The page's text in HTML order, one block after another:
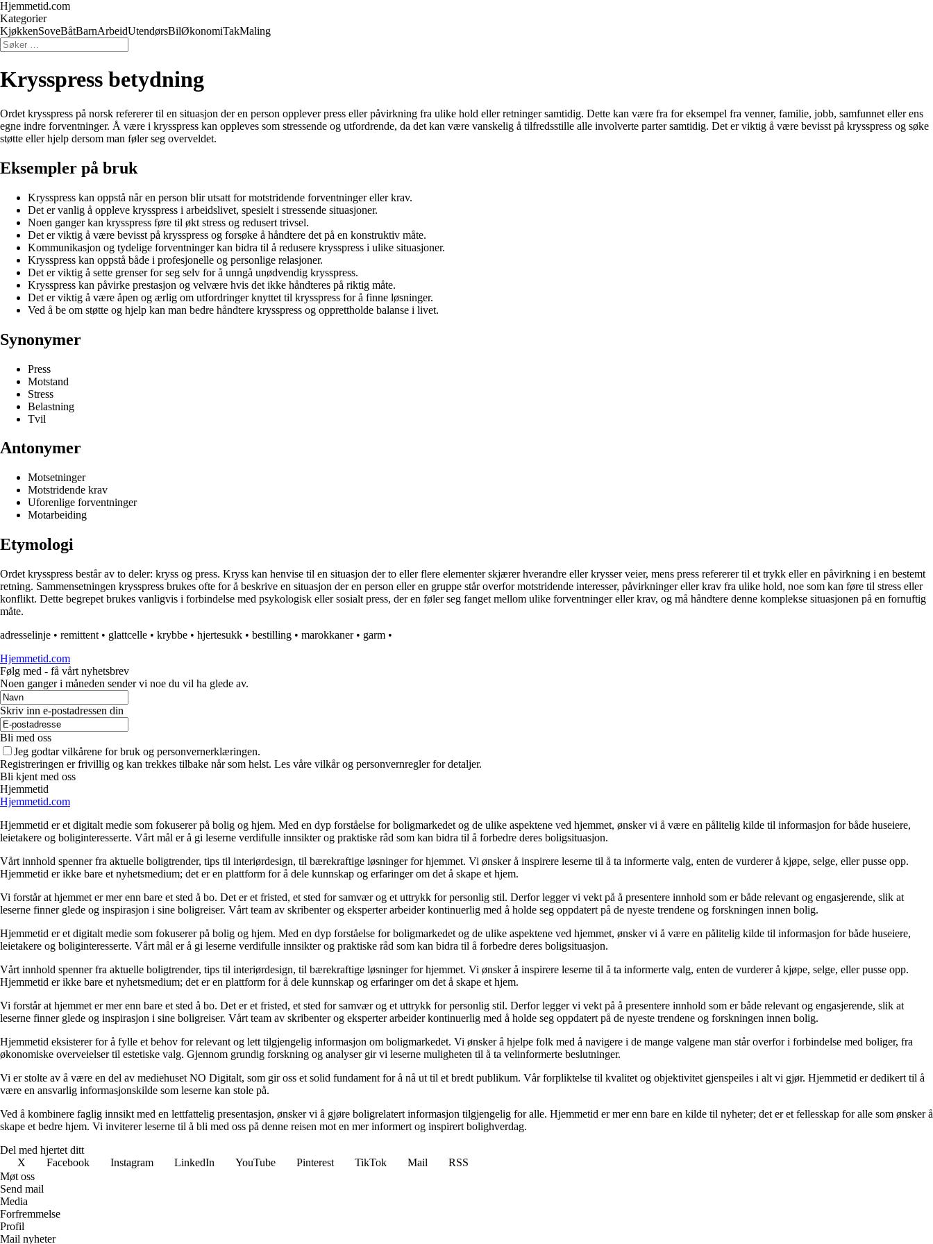
Hjemmetid.com
Kategorier
KjøkkenSoveBåtBarnArbeidUtendørsBilØkonomiTakMaling
Krysspress betydning
Ordet krysspress på norsk refererer til en situasjon der en person opplever press eller påvirkning fra ulike hold eller retninger samtidig. Dette kan være fra for eksempel fra venner, familie, jobb, samfunnet eller ens
egne indre forventninger. Å være i krysspress kan oppleves som stressende og utfordrende, da det kan være vanskelig å tilfredsstille alle involverte parter samtidig. Det er viktig å være bevisst på krysspress og søke
støtte eller hjelp dersom man føler seg overveldet.
Eksempler på bruk
Krysspress kan oppstå når en person blir utsatt for motstridende forventninger eller krav.
Det er vanlig å oppleve krysspress i arbeidslivet, spesielt i stressende situasjoner.
Noen ganger kan krysspress føre til økt stress og redusert trivsel.
Det er viktig å være bevisst på krysspress og forsøke å håndtere det på en konstruktiv måte.
Kommunikasjon og tydelige forventninger kan bidra til å redusere krysspress i ulike situasjoner.
Krysspress kan oppstå både i profesjonelle og personlige relasjoner.
Det er viktig å sette grenser for seg selv for å unngå unødvendig krysspress.
Krysspress kan påvirke prestasjon og velvære hvis det ikke håndteres på riktig måte.
Det er viktig å være åpen og ærlig om utfordringer knyttet til krysspress for å finne løsninger.
Ved å be om støtte og hjelp kan man bedre håndtere krysspress og opprettholde balanse i livet.
Synonymer
Press
Motstand
Stress
Belastning
Tvil
Antonymer
Motsetninger
Motstridende krav
Uforenlige forventninger
Motarbeiding
Etymologi
Ordet krysspress består av to deler: kryss og press. Kryss kan henvise til en situasjon der to eller flere elementer skjærer hverandre eller krysser veier, mens press refererer til et trykk eller en påvirkning i en bestemt
retning. Sammensetningen krysspress brukes ofte for å beskrive en situasjon der en person eller en gruppe står overfor motstridende interesser, påvirkninger eller krav fra ulike hold, noe som kan føre til stress eller
konflikt. Dette begrepet brukes vanligvis i forbindelse med psykologisk eller sosialt press, der en føler seg fanget mellom ulike forventninger eller krav, og må håndtere denne komplekse situasjonen på en fornuftig
måte.
adresselinje • remittent • glattcelle • krybbe • hjertesukk • bestilling • marokkaner• garm •
Hjemmetid.com
Følg med - få vårt nyhetsbrev
Noen ganger i måneden sender vi noe du vil ha glede av.
Skriv inn e-postadressen din
Bli med oss
Jeg godtar vilkårene for bruk og personvernerklæringen.
Registreringen er frivillig og kan trekkes tilbake når som helst. Les våre vilkår og personvernregler for detaljer.
Bli kjent med oss
Hjemmetid
Hjemmetid.com
Hjemmetid er et digitalt medie som fokuserer på bolig og hjem. Med en dyp forståelse for boligmarkedet og de ulike aspektene ved hjemmet, ønsker vi å være en pålitelig kilde til informasjon for både huseiere,
leietakere og boliginteresserte. Vårt mål er å gi leserne verdifulle innsikter og praktiske råd som kan bidra til å forbedre deres boligsituasjon.
Vårt innhold spenner fra aktuelle boligtrender, tips til interiørdesign, til bærekraftige løsninger for hjemmet. Vi ønsker å inspirere leserne til å ta informerte valg, enten de vurderer å kjøpe, selge, eller pusse opp.
Hjemmetid er ikke bare et nyhetsmedium; det er en plattform for å dele kunnskap og erfaringer om det å skape et hjem.
Vi forstår at hjemmet er mer enn bare et sted å bo. Det er et fristed, et sted for samvær og et uttrykk for personlig stil. Derfor legger vi vekt på å presentere innhold som er både relevant og engasjerende, slik at
leserne finner glede og inspirasjon i sine boligreiser. Vårt team av skribenter og eksperter arbeider kontinuerlig med å holde seg oppdatert på de nyeste trendene og forskningen innen bolig.
Hjemmetid er et digitalt medie som fokuserer på bolig og hjem. Med en dyp forståelse for boligmarkedet og de ulike aspektene ved hjemmet, ønsker vi å være en pålitelig kilde til informasjon for både huseiere,
leietakere og boliginteresserte. Vårt mål er å gi leserne verdifulle innsikter og praktiske råd som kan bidra til å forbedre deres boligsituasjon.
Vårt innhold spenner fra aktuelle boligtrender, tips til interiørdesign, til bærekraftige løsninger for hjemmet. Vi ønsker å inspirere leserne til å ta informerte valg, enten de vurderer å kjøpe, selge, eller pusse opp.
Hjemmetid er ikke bare et nyhetsmedium; det er en plattform for å dele kunnskap og erfaringer om det å skape et hjem.
Vi forstår at hjemmet er mer enn bare et sted å bo. Det er et fristed, et sted for samvær og et uttrykk for personlig stil. Derfor legger vi vekt på å presentere innhold som er både relevant og engasjerende, slik at
leserne finner glede og inspirasjon i sine boligreiser. Vårt team av skribenter og eksperter arbeider kontinuerlig med å holde seg oppdatert på de nyeste trendene og forskningen innen bolig.
Hjemmetid eksisterer for å fylle et behov for relevant og lett tilgjengelig informasjon om boligmarkedet. Vi ønsker å hjelpe folk med å navigere i de mange valgene man står overfor i forbindelse med boliger, fra
økonomiske overveielser til estetiske valg. Gjennom grundig forskning og analyser gir vi leserne muligheten til å ta velinformerte beslutninger.
Vi er stolte av å være en del av mediehuset NO Digitalt, som gir oss et solid fundament for å nå ut til et bredt publikum. Vår forpliktelse til kvalitet og objektivitet gjenspeiles i alt vi gjør. Hjemmetid er dedikert til å
være en ansvarlig informasjonskilde som leserne kan stole på.
Ved å kombinere faglig innsikt med en lettfattelig presentasjon, ønsker vi å gjøre boligrelatert informasjon tilgjengelig for alle. Hjemmetid er mer enn bare en kilde til nyheter; det er et fellesskap for alle som ønsker å
skape et bedre hjem. Vi inviterer leserne til å bli med oss på denne reisen mot en mer informert og inspirert bolighverdag.
Del med hjertet ditt
X
Facebook Instagram LinkedIn YouTube Pinterest TikTok Mail
RSS
Møt oss
Send mail
Media
Forfremmelse
Profil
Mail nyheter